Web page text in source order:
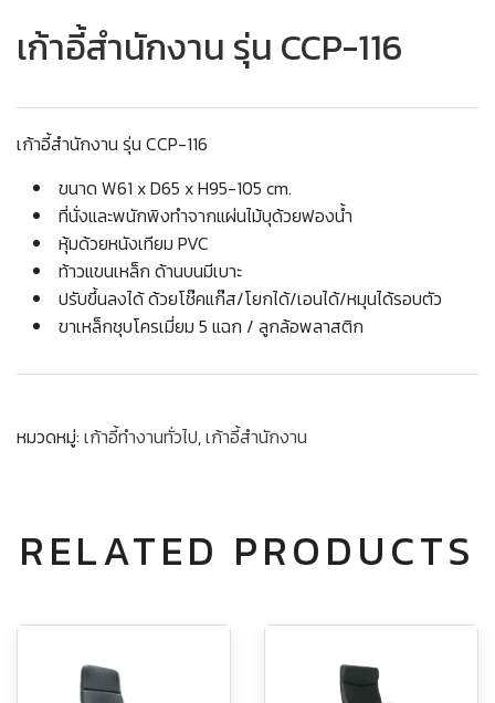
เก้าอี้สำนักงาน รุ่น CCP-116
เก้าอี้สำนักงาน รุ่น CCP-116
ขนาด W61 x D65 x H95-105 cm.
ที่นั่งและพนักพิงทำจากแผ่นไม้บุด้วยฟองน้ำ
หุ้มด้วยหนังเทียม PVC
ท้าวแขนเหล็ก ด้านบนมีเบาะ
ปรับขึ้นลงได้ ด้วยโช๊คแก๊ส/โยกได้/เอนได้/หมุนได้รอบตัว
ขาเหล็กชุบโครเมี่ยม 5 แฉก / ลูกล้อพลาสติก
หมวดหมู่: เก้าอี้ทำงานทั่วไป,เก้าอี้สำนักงาน
RELATED PRODUCTS